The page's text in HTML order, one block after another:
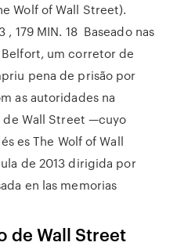
Wolf of Wall Street).
, 179 MIN. 18 Baseado nas
um corretor de
pena de prisão por
as autoridades na
Wall Street —cuyo
es The Wolf of Wall
de 2013 dirigida por
en las memorias
de Wall Street